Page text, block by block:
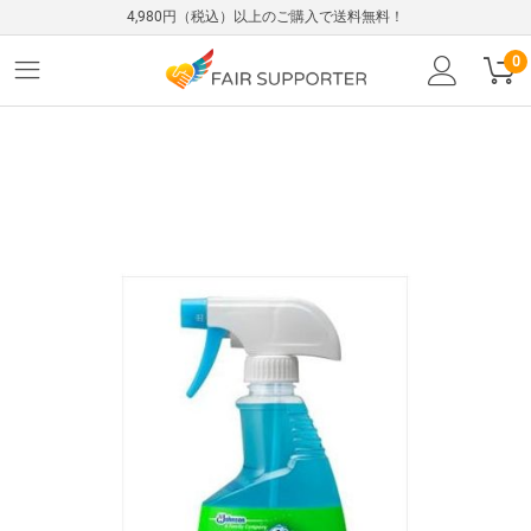
4,980円（税込）以上のご購入で送料無料！
0